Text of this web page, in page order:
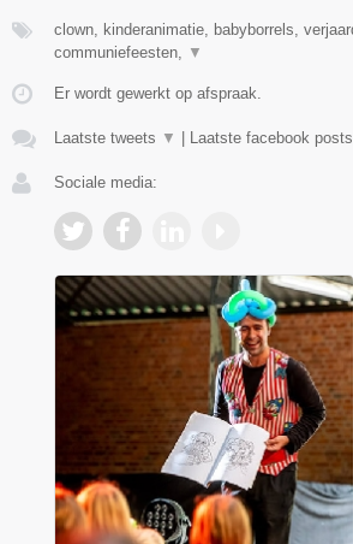
clown, kinderanimatie, babyborrels,
communiefeesten, ▼
Er wordt gewerkt op afspraak.
Laatste tweets ▼ Laatste facebook posts
Sociale media: